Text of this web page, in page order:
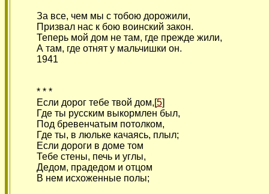
За все, чем мы с тобою дорожили,
Призвал нас к бою воинский закон.
Теперь мой дом не там, где прежде жили,
А там, где отнят у мальчишки он.
1941
* * *
Если дорог тебе твой дом,[5]
Где ты русским выкормлен был,
Под бревенчатым потолком,
Где ты, в люльке качаясь, плыл;
Если дороги в доме том
Тебе стены, печь и углы,
Дедом, прадедом и отцом
В нем исхоженные полы;